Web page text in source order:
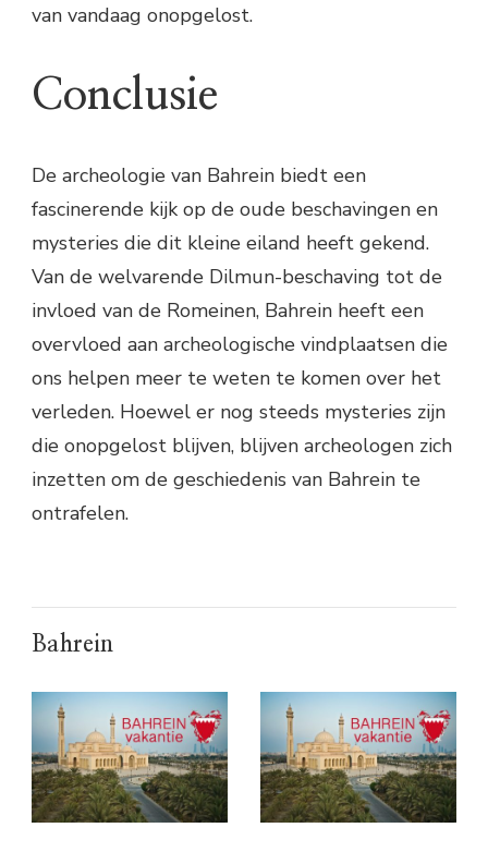
van vandaag onopgelost.
Conclusie
De archeologie van Bahrein biedt een
fascinerende kijk op de oude beschavingen en
mysteries die dit kleine eiland heeft gekend.
Van de welvarende Dilmun-beschaving tot de
invloed van de Romeinen, Bahrein heeft een
overvloed aan archeologische vindplaatsen die
ons helpen meer te weten te komen over het
verleden. Hoewel er nog steeds mysteries zijn
die onopgelost blijven, blijven archeologen zich
inzetten om de geschiedenis van Bahrein te
ontrafelen.
Bahrein